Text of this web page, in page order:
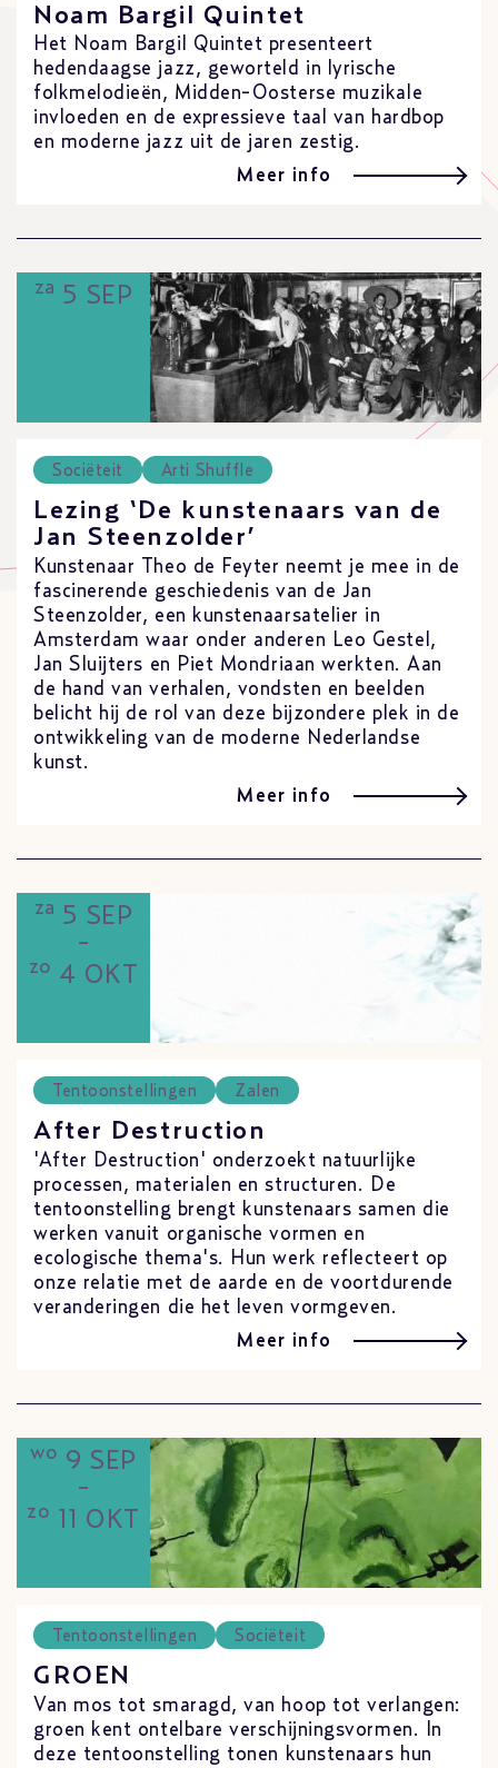
Noam Bargil Quintet
Het Noam Bargil Quintet presenteert
hedendaagse jazz, geworteld in lyrische
folkmelodieën, Midden-Oosterse muzikale
invloeden en de expressieve taal van hardbop
en moderne jazz uit de jaren zestig.
Meer info
za 5 SEP
Sociëteit Arti Shuffle
Lezing ‘De kunstenaars van de
Jan Steenzolder’
Kunstenaar Theo de Feyter neemt je mee in de
fascinerende geschiedenis van de Jan
Steenzolder, een kunstenaarsatelier in
Amsterdam waar onder anderen Leo Gestel,
Jan Sluijters en Piet Mondriaan werkten. Aan
de hand van verhalen, vondsten en beelden
belicht hij de rol van deze bijzondere plek in de
ontwikkeling van de moderne Nederlandse
kunst.
Meer info
za 5 SEP
-
zo 4 OKT
Tentoonstellingen Zalen
After Destruction
'After Destruction' onderzoekt natuurlijke
processen, materialen en structuren. De
tentoonstelling brengt kunstenaars samen die
werken vanuit organische vormen en
ecologische thema's. Hun werk reflecteert op
onze relatie met de aarde en de voortdurende
veranderingen die het leven vormgeven.
Meer info
wo 9 SEP
-
zo 11 OKT
Tentoonstellingen Sociëteit
GROEN
Van mos tot smaragd, van hoop tot verlangen:
groen kent ontelbare verschijningsvormen. In
deze tentoonstelling tonen kunstenaars hun